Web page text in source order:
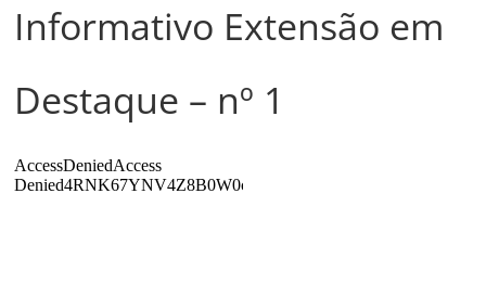
Informativo Extensão em
Destaque – nº 1